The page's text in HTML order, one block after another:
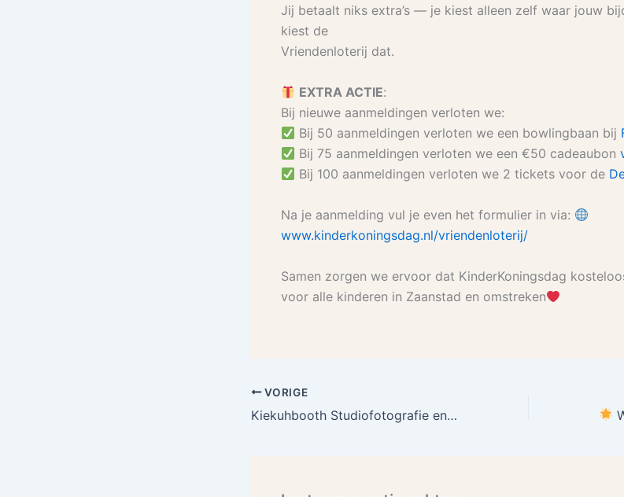
Jij betaalt niks extra’s — je kiest alleen zelf waar jouw
kiest de
Vriendenloterij dat.
EXTRA ACTIE:
Bij nieuwe aanmeldingen verloten we:
Bij 50 aanmeldingen verloten we een bowlingbaan bij
Bij 75 aanmeldingen verloten we een €50 cadeaubon
Bij 100 aanmeldingen verloten we 2 tickets voor de
Na je aanmelding vul je even het formulier in via:
www.kinderkoningsdag.nl/vriendenloterij/
Samen zorgen we ervoor dat KinderKoningsdag
voor alle kinderen in Zaanstad en omstreken
VORIGE
Kiekuhbooth Studiofotografie en KG_FOTOS_NL foto-actie t.b.v. Stichting MUK